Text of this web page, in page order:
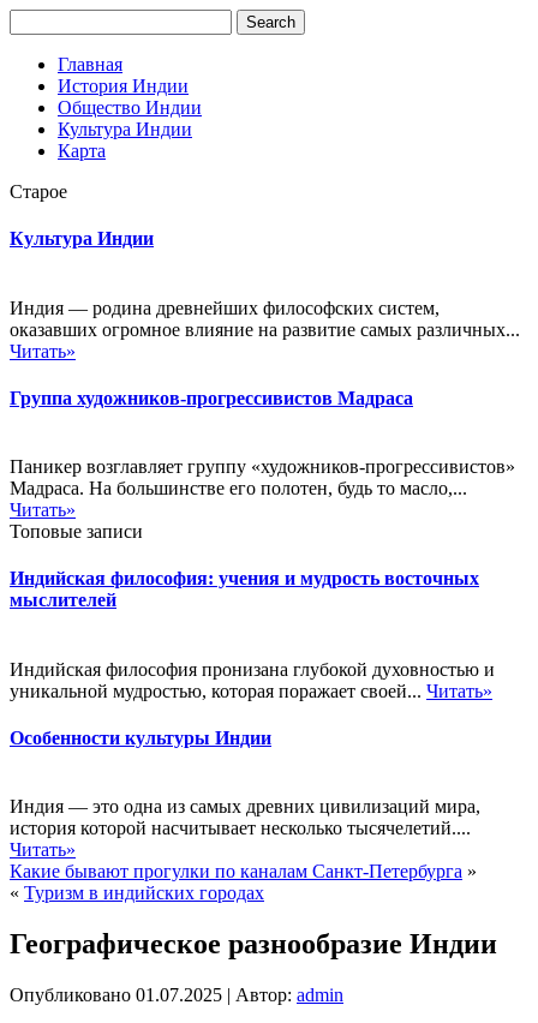
Главная
История Индии
Общество Индии
Культура Индии
Карта
Старое
Культура Индии
Индия — родина древнейших философских систем,
оказавших огромное влияние на развитие самых различных...
Читать»
Группа художников-прогрессивистов Мадраса
Паникер возглавляет группу «художников-прогрессивистов»
Мадраса. На большинстве его полотен, будь то масло,...
Читать»
Топовые записи
Индийская философия: учения и мудрость восточных
мыслителей
Индийская философия пронизана глубокой духовностью и
уникальной мудростью, которая поражает своей... Читать»
Особенности культуры Индии
Индия — это одна из самых древних цивилизаций мира,
история которой насчитывает несколько тысячелетий....
Читать»
Какие бывают прогулки по каналам Санкт-Петербурга »
« Туризм в индийских городах
Географическое разнообразие Индии
Опубликовано 01.07.2025 | Автор: admin